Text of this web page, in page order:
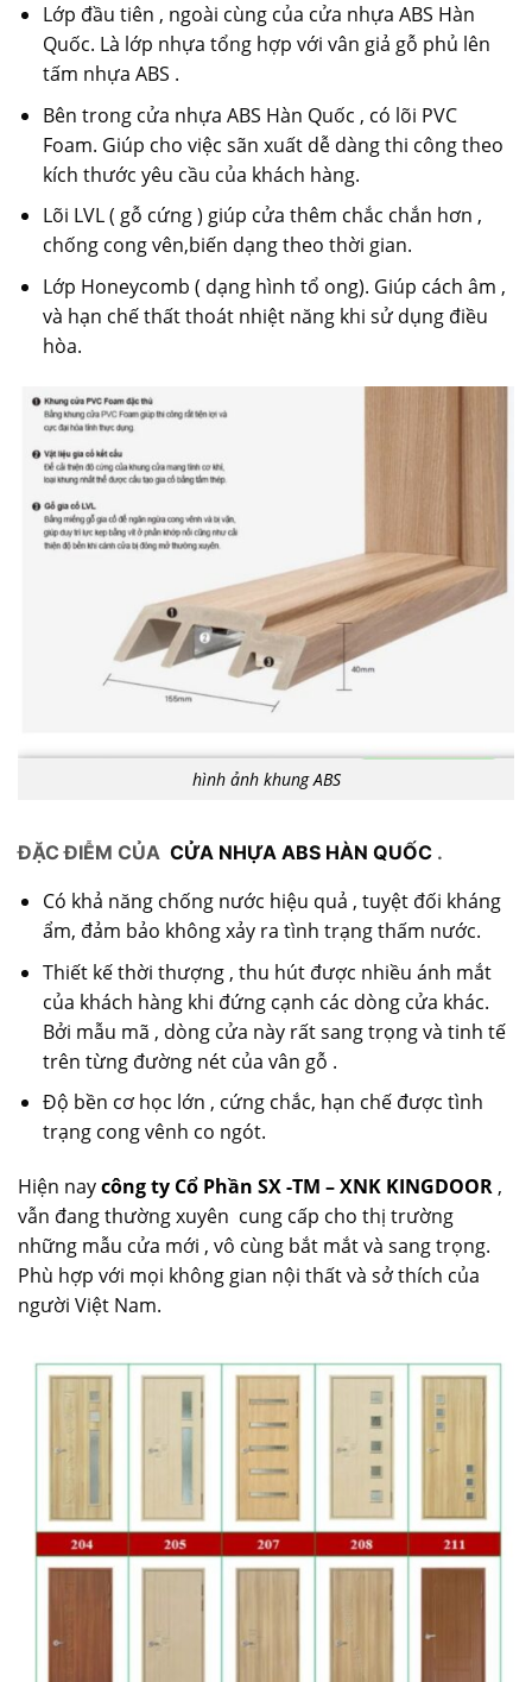
Lớp đầu tiên , ngoài cùng của cửa nhựa ABS Hàn
Quốc. Là lớp nhựa tổng hợp với vân giả gỗ phủ lên
tấm nhựa ABS .
Bên trong cửa nhựa ABS Hàn Quốc , có lõi PVC
Foam. Giúp cho việc sãn xuất dễ dàng thi công theo
kích thước yêu cầu của khách hàng.
Lõi LVL ( gỗ cứng ) giúp cửa thêm chắc chắn hơn ,
chống cong vên,biến dạng theo thời gian.
Lớp Honeycomb ( dạng hình tổ ong). Giúp cách âm ,
và hạn chế thất thoát nhiệt năng khi sử dụng điều
hòa.
hình ảnh khung ABS
ĐẶC ĐIỄM CỦA CỬA NHỰA ABS HÀN QUỐC .
Có khả năng chống nước hiệu quả , tuyệt đối kháng
ẩm, đảm bảo không xảy ra tình trạng thấm nước.
Thiết kế thời thượng , thu hút được nhiều ánh mắt
của khách hàng khi đứng cạnh các dòng cửa khác.
Bởi mẫu mã , dòng cửa này rất sang trọng và tinh tế
trên từng đường nét của vân gỗ .
Độ bền cơ học lớn , cứng chắc, hạn chế được tình
trạng cong vênh co ngót.
Hiện naycông ty Cổ Phần SX -TM – XNK KINGDOOR ,
vẫn đang thường xuyên cung cấp cho thị trường
những mẫu cửa mới , vô cùng bắt mắt và sang trọng.
Phù hợp với mọi không gian nội thất và sở thích của
người Việt Nam.